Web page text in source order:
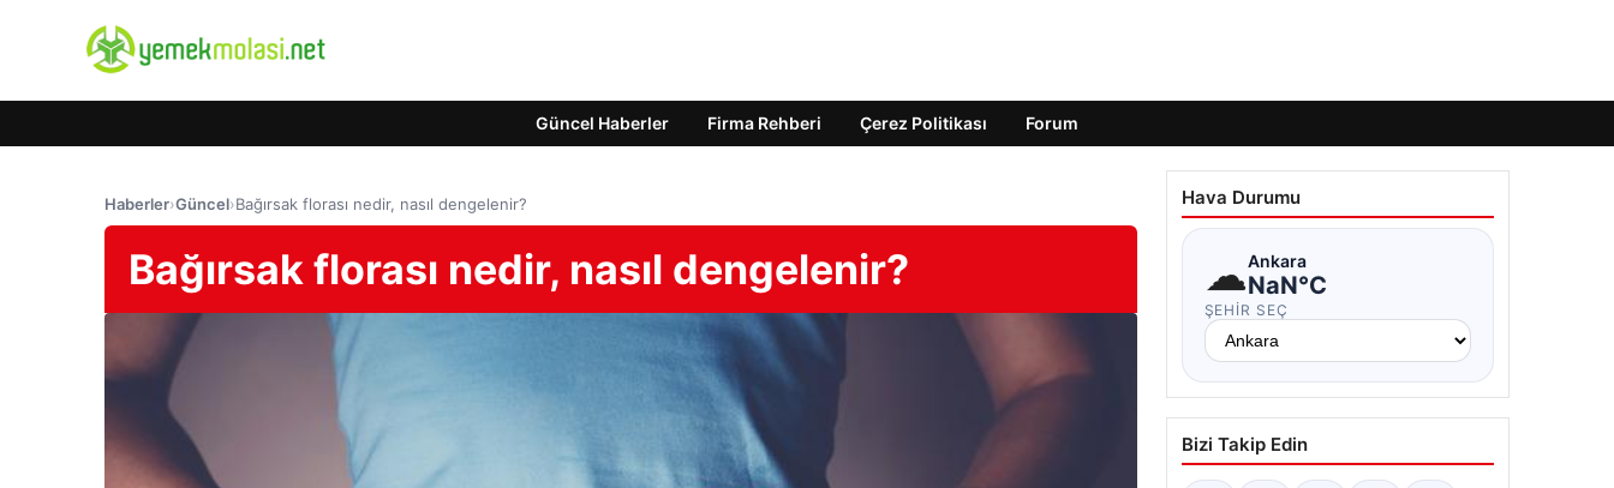
Güncel Haberler Firma Rehberi Çerez Politikası Forum
Haberler›Güncel›Bağırsak florası nedir, nasıl dengelenir?
Bağırsak florası nedir, nasıl dengelenir?
Hava Durumu
☁Ankara
NaN°C
ŞEHIR SEÇ
Bizi Takip Edin